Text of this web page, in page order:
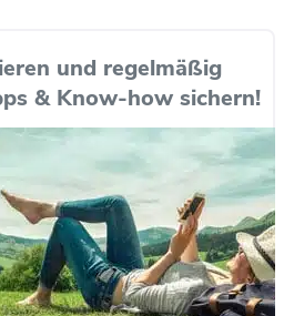
und regelmäßig
& Know-how sichern!